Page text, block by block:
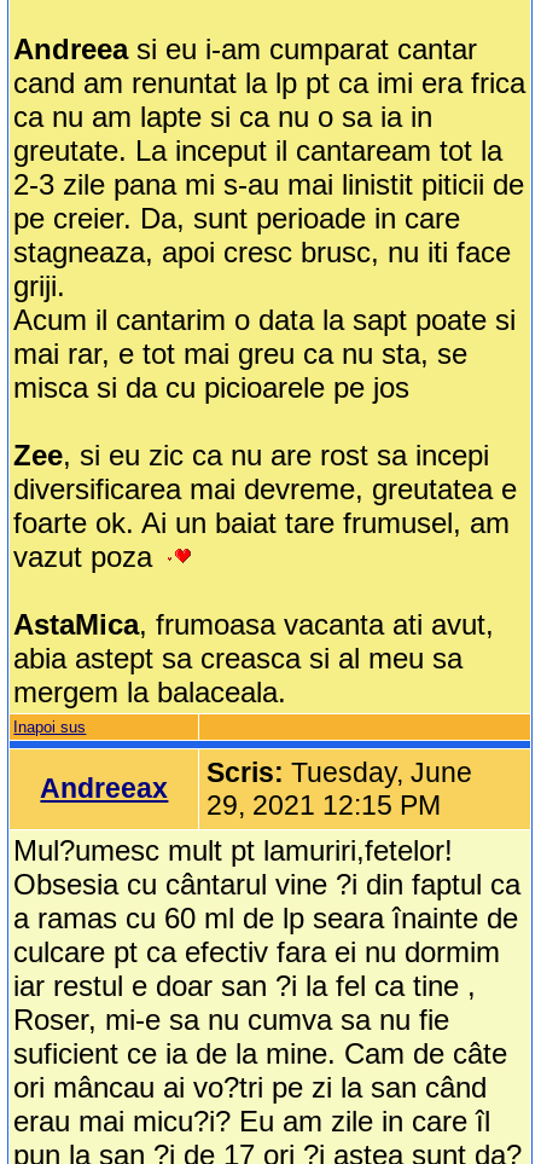
Andreeasi eu i-am cumparat cantar
cand am renuntat la lp pt ca imi era frica
ca nu am lapte si ca nu o sa ia in
greutate. La inceput il cantaream tot la
2-3 zile pana mi s-au mai linistit piticii de
pe creier. Da, sunt perioade in care
stagneaza, apoi cresc brusc, nu iti face
griji.
Acum il cantarim o data la sapt poate si
mai rar, e tot mai greu ca nu sta, se
misca si da cu picioarele pe jos
Zee, si eu zic ca nu are rost sa incepi
diversificarea mai devreme, greutatea e
foarte ok. Ai un baiat tare frumusel, am
vazut poza
AstaMica, frumoasa vacanta ati avut,
abia astept sa creasca si al meu sa
mergem la balaceala.
Inapoi sus
Andreeax Scris:Tuesday, June
29, 2021 12:15 PM
Mul?umesc mult pt lamuriri,fetelor!
Obsesia cu cântarul vine ?i din faptul ca
a ramas cu 60 ml de lp seara înainte de
culcare pt ca efectiv fara ei nu dormim
iar restul e doar san ?i la fel ca tine ,
Roser, mi-e sa nu cumva sa nu fie
suficient ce ia de la mine. Cam de câte
ori mâncau ai vo?tri pe zi la san când
erau mai micu?i? Eu am zile in care îl
pun la san ?i de 17 ori ?i astea sunt da?